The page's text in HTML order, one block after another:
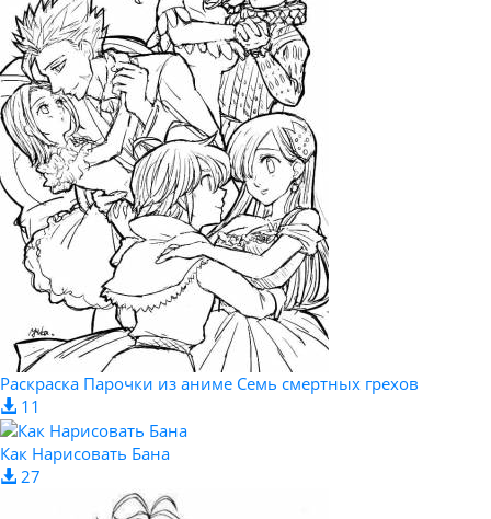
Раскраска Парочки из аниме Семь смертных грехов
11
Как Нарисовать Бана
27